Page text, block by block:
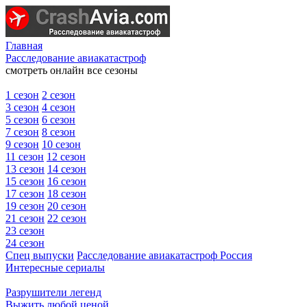
Главная
Расследование авиакатастроф
смотреть онлайн все сезоны
1 сезон 2 сезон
3 сезон 4 сезон
5 сезон 6 сезон
7 сезон 8 сезон
9 сезон 10 сезон
11 сезон 12 сезон
13 сезон 14 сезон
15 сезон 16 сезон
17 сезон 18 сезон
19 сезон 20 сезон
21 сезон 22 сезон
23 сезон
24 сезон
Спец выпуски Расследование авиакатастроф Россия
Интересные сериалы
Разрушители легенд
Выжить любой ценой